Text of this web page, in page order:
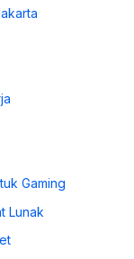
Gaming
Lunak